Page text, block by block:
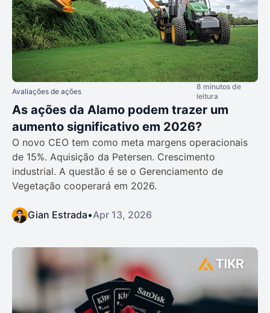
Avaliações de ações
8 minutos de
leitura
As ações da Alamo podem trazer um
aumento significativo em 2026?
O novo CEO tem como meta margens operacionais
de 15%. Aquisição da Petersen. Crescimento
industrial. A questão é se o Gerenciamento de
Vegetação cooperará em 2026.
Gian Estrada•Apr 13, 2026